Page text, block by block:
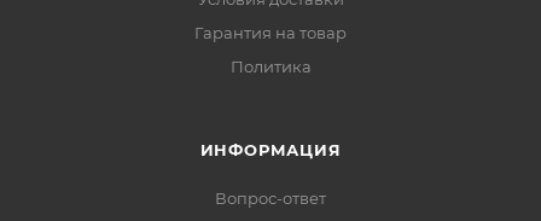
Гарантия на товар
Политика
ИНФОРМАЦИЯ
Вопрос-ответ